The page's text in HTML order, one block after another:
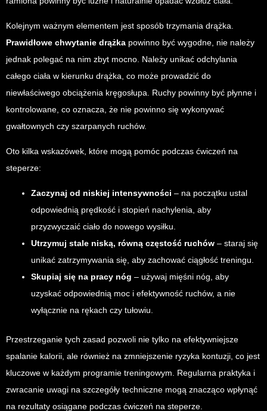
Kolejnym ważnym elementem jest sposób trzymania drążka.
Prawidłowe chwytanie drążka powinno być wygodne, nie należy
jednak polegać na nim zbyt mocno. Należy unikać odchylania
całego ciała w kierunku drążka, co może prowadzić do
niewłaściwego obciążenia kręgosłupa. Ruchy powinny być płynne i
kontrolowane, co oznacza, że nie powinno się wykonywać
gwałtownych czy szarpanych ruchów.
Oto kilka wskazówek, które mogą pomóc podczas ćwiczeń na
steperze:
Zaczynaj od niskiej intensywności – na początku ustal
odpowiednią prędkość i stopień nachylenia, aby
przyzwyczaić ciało do nowego wysiłku.
Utrzymuj stale niską, równą częstość ruchów – staraj się
unikać zatrzymywania się, aby zachować ciągłość treningu.
Skupiaj się na pracy nóg – używaj mięśni nóg, aby
uzyskać odpowiednią moc i efektywność ruchów, a nie
wyłącznie na rękach czy tułowiu.
Przestrzeganie tych zasad pozwoli nie tylko na efektywniejsze
spalanie kalorii, ale również na zmniejszenie ryzyka kontuzji, co jest
kluczowe w każdym programie treningowym. Regularna praktyka i
zwracanie uwagi na szczegóły techniczne mogą znacząco wpłynąć
na rezultaty osiągane podczas ćwiczeń na steperze.